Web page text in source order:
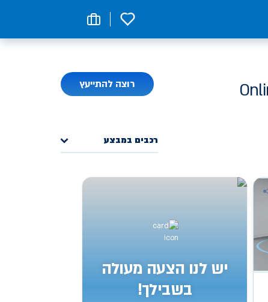
0
רוצה להתייעץ
רכבים במבצע
יש לנו הצעה מעולה
בשבילך!